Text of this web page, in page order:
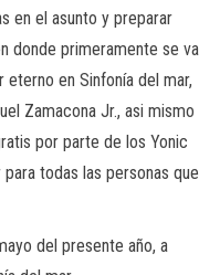
en el asunto y preparar
donde primeramente se va
eterno en Sinfonía del mar,
Zamacona Jr., asi mismo
por parte de los Yonic
todas las personas que
del presente año, a